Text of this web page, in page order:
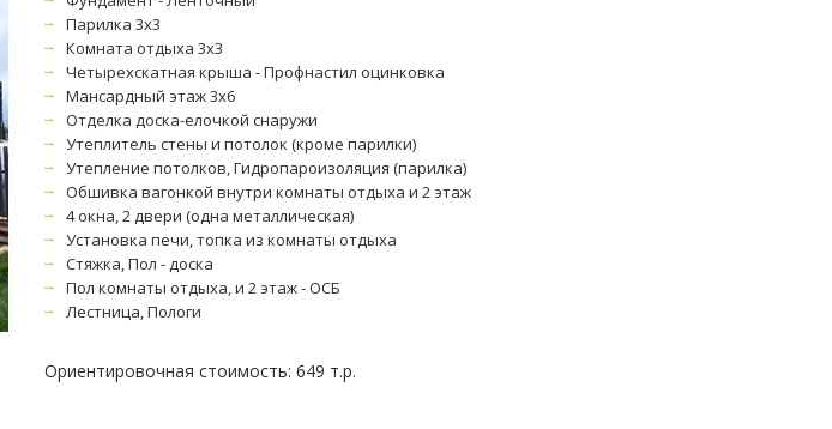
Парилка 3х3
Комната отдыха 3х3
Четырехскатная крыша - Профнастил оцинковка
Мансардный этаж 3х6
Отделка доска-елочкой снаружи
Утеплитель стены и потолок (кроме парилки)
Утепление потолков, Гидропароизоляция (парилка)
Обшивка вагонкой внутри комнаты отдыха и 2 этаж
4 окна, 2 двери (одна металлическая)
Установка печи, топка из комнаты отдыха
Стяжка, Пол - доска
Пол комнаты отдыха, и 2 этаж - ОСБ
Лестница, Пологи
Ориентировочная стоимость: 649 т.р.